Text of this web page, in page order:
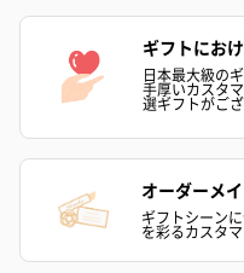
アールグレイ（HAPPY
BIRTHDAY TO YOU）
（660円）
（
ギフトにお
日本最大級の
手厚いカスタ
選ギフトがござ
オーダーメ
ギフトシーン
を彩るカスタ